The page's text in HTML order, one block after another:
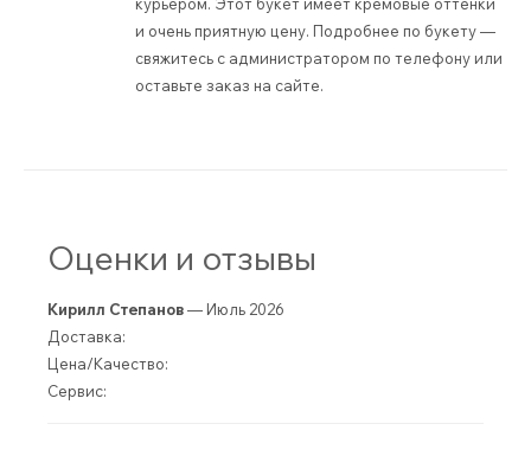
и очень приятную цену. Подробнее по букету —
свяжитесь с администратором по телефону или
оставьте заказ на сайте.
Оценки и отзывы
Кирилл Степанов— Июль 2026
Доставка:
Цена/Качество:
Сервис: